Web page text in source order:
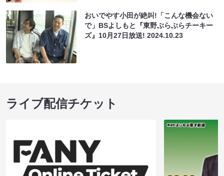
おいでやす小田が絶叫!「こんな機会ない
で」BSよしもと『東野ぶらぶらチーキー
ズ』10月27日放送!2024.10.23
ライブ配信チケット